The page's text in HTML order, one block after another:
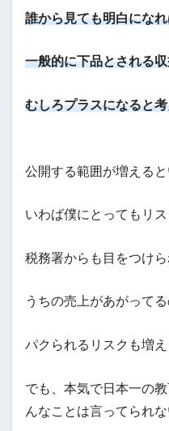
誰から見ても明白にな
一般的に下品とされる
むしろプラスになると
公開する範囲が増えると
いわば僕にとってもリス
税務署からも目をつけら
うちの売上があがって
パクられるリスクも増え
でも、本気で日本一の
んなことは言ってられな